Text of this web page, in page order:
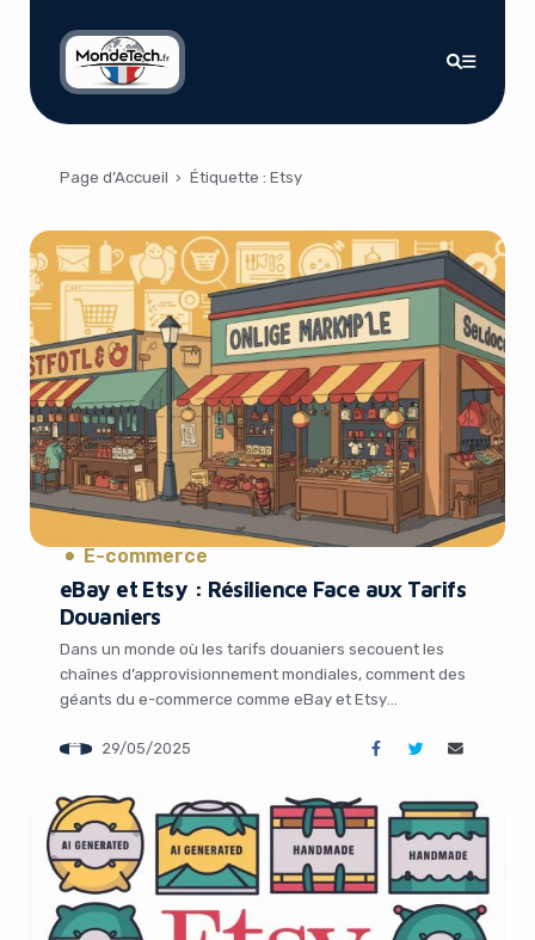
Page d’Accueil › Étiquette : Etsy
E-commerce
eBay et Etsy : Résilience Face aux Tarifs
Douaniers
Dans un monde où les tarifs douaniers secouent les
chaînes d’approvisionnement mondiales, comment des
géants du e-commerce comme eBay et Etsy
économique plane, ces plateformes de marketplace de
Leur secret ? Une stratégie axée sur le sourcing local et
une […]
29/05/2025